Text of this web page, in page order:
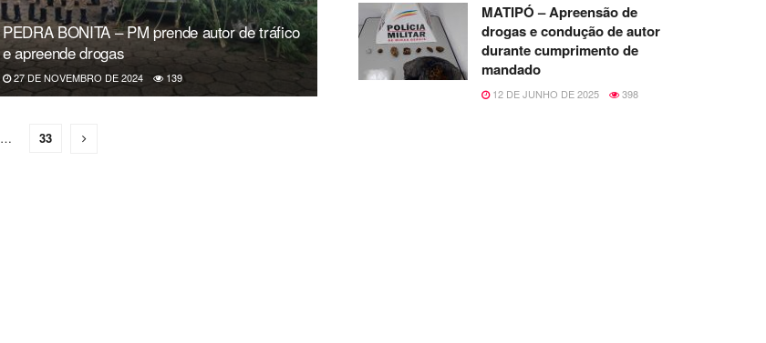
PEDRA BONITA – PM prende autor de tráfico
e apreende drogas
27 DE NOVEMBRO DE 2024 139
… 33
MATIPÓ – Apreensão de
drogas e condução de autor
durante cumprimento de
mandado
12 DE JUNHO DE 2025 398